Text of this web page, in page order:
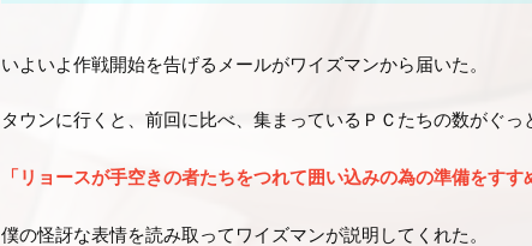
いよいよ作戦開始を告げるメールがワイズマンから届いた。
タウンに行くと、前回に比べ、集まっているＰＣたちの数がぐ
「リョースが手空きの者たちをつれて囲い込みの為の準備をすす
僕の怪訝な表情を読み取ってワイズマンが説明してくれた。